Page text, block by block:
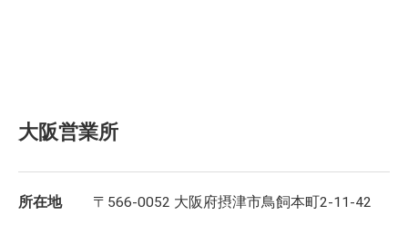
大阪営業所
所在地 〒566-0052 大阪府摂津市鳥飼本町2-11-42